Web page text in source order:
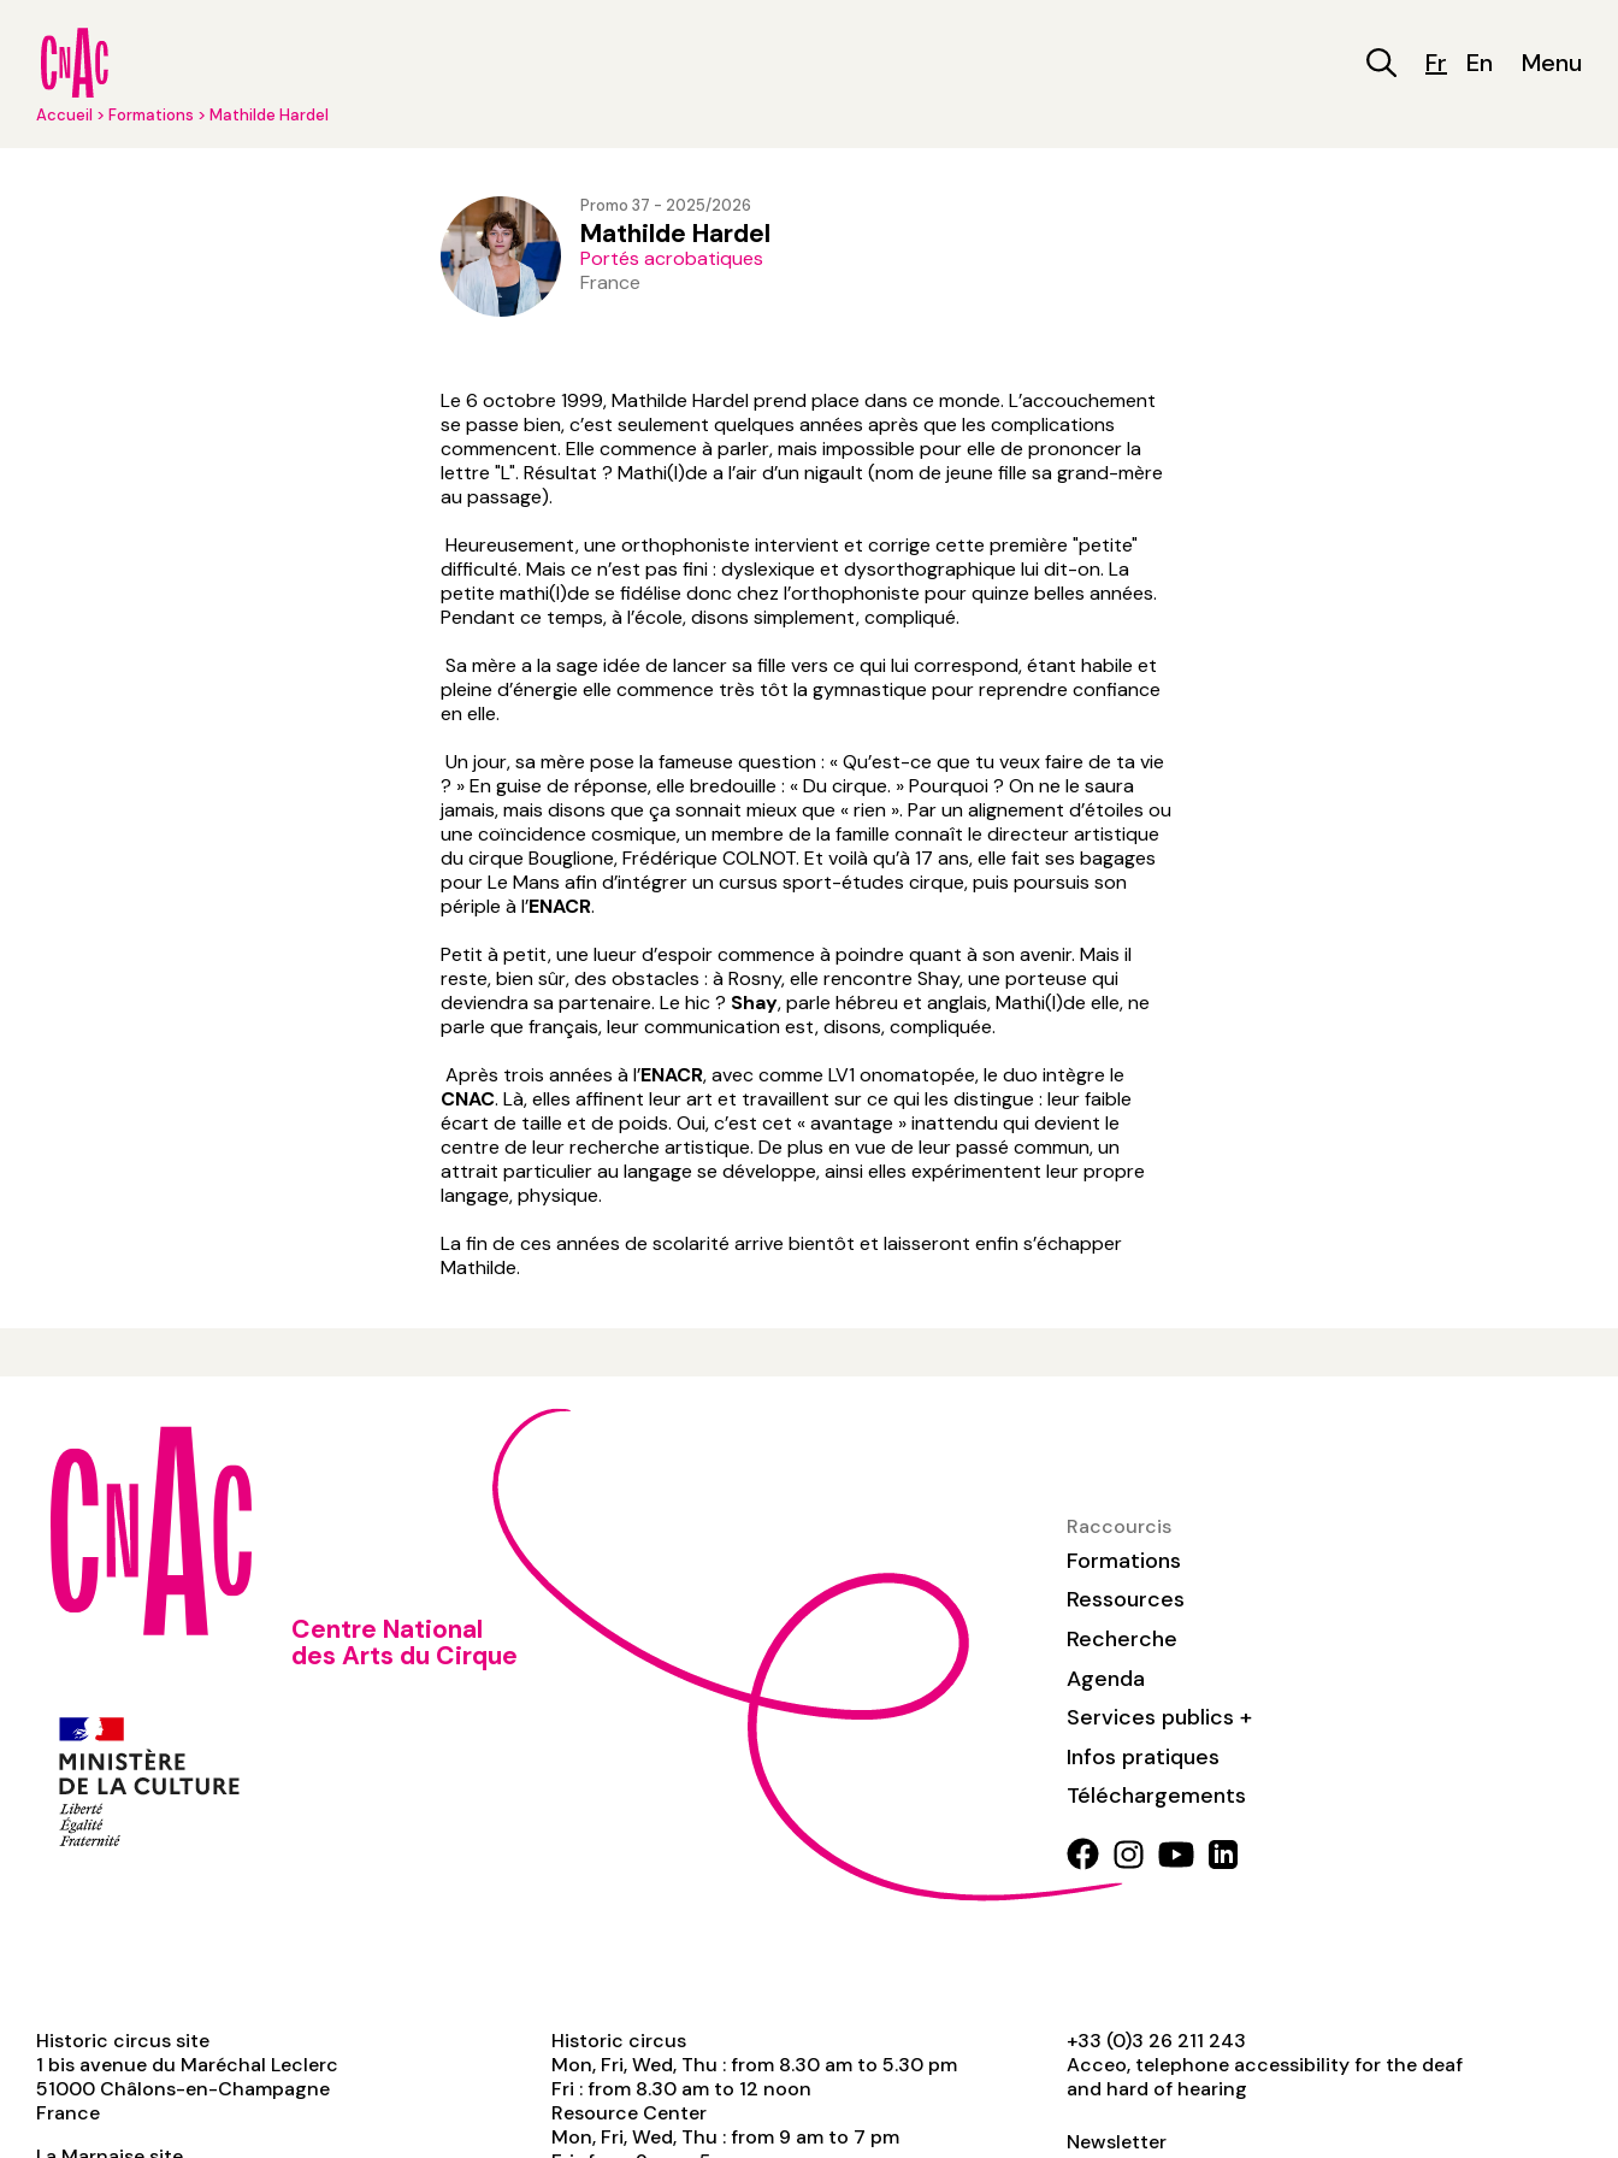
contenu
principal
Fr En Menu
Fil
Accueil Formations Mathilde Hardel
Promo 37 - 2025/2026
Mathilde Hardel
Portés acrobatiques
France
Le 6 octobre 1999, Mathilde Hardel prend place dans ce monde. L’accouchement
se passe bien, c’est seulement quelques années après que les complications
commencent. Elle commence à parler, mais impossible pour elle de prononcer la
lettre "L". Résultat ? Mathi(l)de a l’air d’un nigault (nom de jeune fille sa grand-mère
au passage).
Heureusement, une orthophoniste intervient et corrige cette première "petite"
difficulté. Mais ce n’est pas fini : dyslexique et dysorthographique lui dit-on. La
petite mathi(l)de se fidélise donc chez l’orthophoniste pour quinze belles années.
Pendant ce temps, à l’école, disons simplement, compliqué.
Sa mère a la sage idée de lancer sa fille vers ce qui lui correspond, étant habile et
pleine d’énergie elle commence très tôt la gymnastique pour reprendre confiance
en elle.
Un jour, sa mère pose la fameuse question : « Qu’est-ce que tu veux faire de ta vie
? » En guise de réponse, elle bredouille : « Du cirque. » Pourquoi ? On ne le saura
jamais, mais disons que ça sonnait mieux que « rien ». Par un alignement d’étoiles ou
une coïncidence cosmique, un membre de la famille connaît le directeur artistique
du cirque Bouglione, Frédérique COLNOT. Et voilà qu’à 17 ans, elle fait ses bagages
pour Le Mans afin d’intégrer un cursus sport-études cirque, puis poursuis son
périple à l’ENACR.
Petit à petit, une lueur d’espoir commence à poindre quant à son avenir. Mais il
reste, bien sûr, des obstacles : à Rosny, elle rencontre Shay, une porteuse qui
deviendra sa partenaire. Le hic ? Shay, parle hébreu et anglais, Mathi(l)de elle, ne
parle que français, leur communication est, disons, compliquée.
Après trois années à l’ENACR, avec comme LV1 onomatopée, le duo intègre le
CNAC. Là, elles affinent leur art et travaillent sur ce qui les distingue : leur faible
écart de taille et de poids. Oui, c’est cet « avantage » inattendu qui devient le
centre de leur recherche artistique. De plus en vue de leur passé commun, un
attrait particulier au langage se développe, ainsi elles expérimentent leur propre
langage, physique.
La fin de ces années de scolarité arrive bientôt et laisseront enfin s’échapper
Mathilde.
Centre National
des Arts du Cirque
Raccourcis
Formations
Ressources
Recherche
Agenda
Services publics +
Infos pratiques
Téléchargements
Historic circus site
1 bis avenue du Maréchal Leclerc
51000 Châlons-en-Champagne
France
Historic circus
Mon, Fri, Wed, Thu : from 8.30 am to 5.30 pm
Fri : from 8.30 am to 12 noon
Resource Center
Mon, Fri, Wed, Thu : from 9 am to 7 pm
+33 (0)3 26 211 243
Acceo, telephone accessibility for the deaf
and hard of hearing
Newsletter